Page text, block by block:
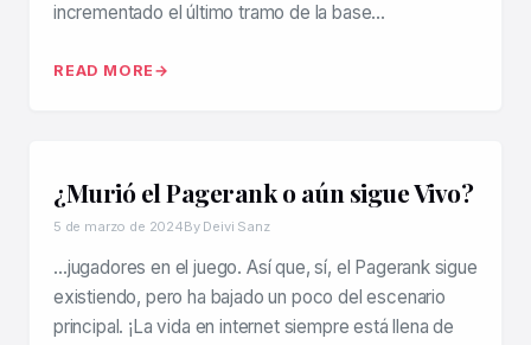
incrementado el último tramo de la base…
READ MORE
¿Murió el Pagerank o aún sigue Vivo?
5 de marzo de 2024By Deivi Sanz
…jugadores en el juego. Así que, sí, el Pagerank sigue
existiendo, pero ha bajado un poco del escenario
principal. ¡La vida en internet siempre está llena de